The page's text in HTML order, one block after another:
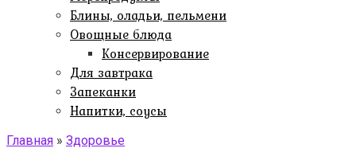
Блины, оладьи, пельмени
Овощные блюда
Консервирование
Для завтрака
Запеканки
Напитки, соусы
Главная » Здоровье